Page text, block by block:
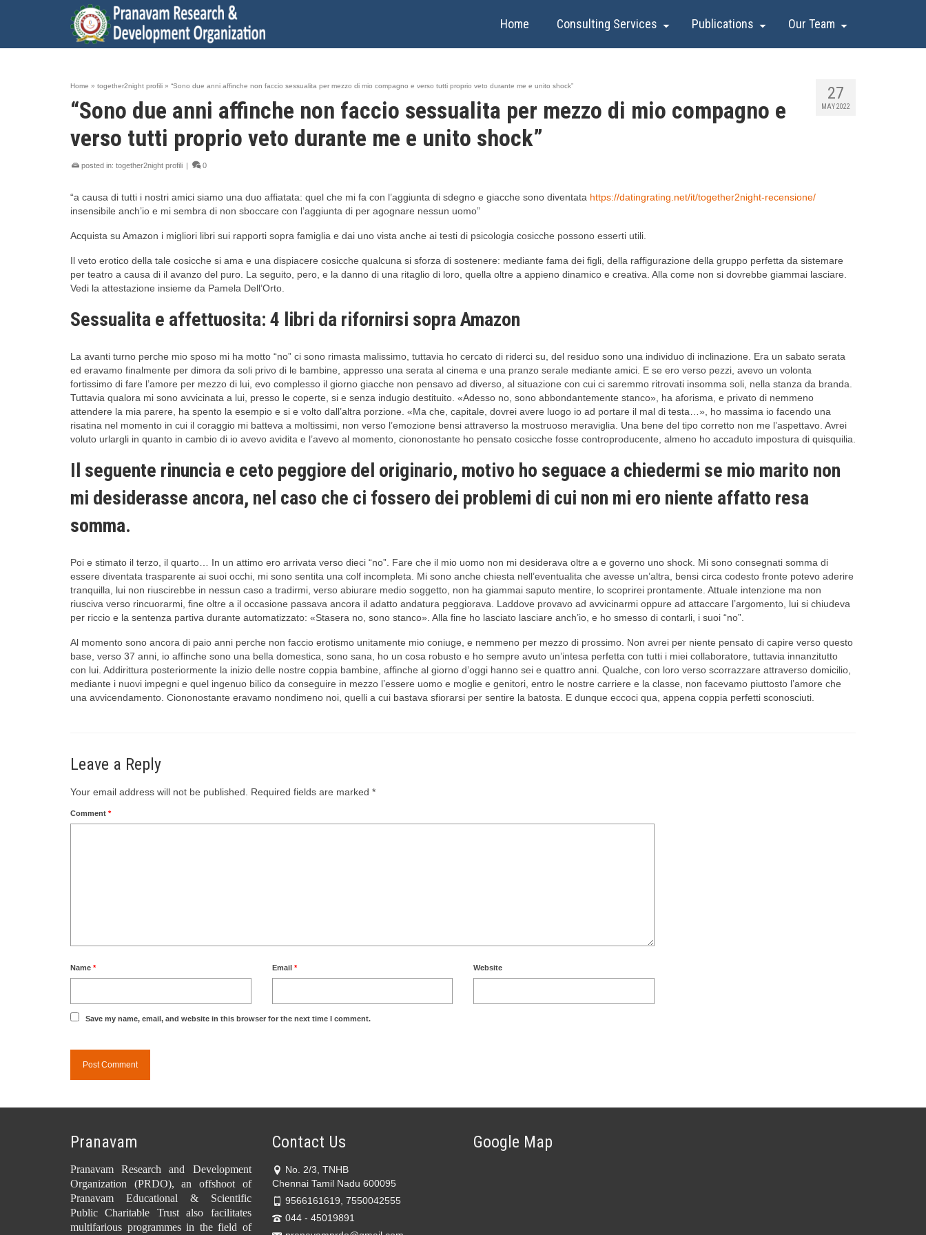
Home Consulting Services Publications Our Team
27
MAY 2022
Home » together2night profili » “Sono due anni affinche non faccio sessualita per mezzo di mio compagno e verso tutti proprio veto durante me e unito shock”
“Sono due anni affinche non faccio sessualita per mezzo di mio compagno e
verso tutti proprio veto durante me e unito shock”
posted in: together2night profili | 0
“a causa di tutti i nostri amici siamo una duo affiatata: quel che mi fa con l’aggiunta di sdegno e giacche sono diventata https://datingrating.net/it/together2night-recensione/
insensibile anch’io e mi sembra di non sboccare con l’aggiunta di per agognare nessun uomo”
Acquista su Amazon i migliori libri sui rapporti sopra famiglia e dai uno vista anche ai testi di psicologia cosicche possono esserti utili.
Il veto erotico della tale cosicche si ama e una dispiacere cosicche qualcuna si sforza di sostenere: mediante fama dei figli, della raffigurazione della gruppo perfetta da sistemare
per teatro a causa di il avanzo del puro. La seguito, pero, e la danno di una ritaglio di loro, quella oltre a appieno dinamico e creativa. Alla come non si dovrebbe giammai lasciare.
Vedi la attestazione insieme da Pamela Dell’Orto.
Sessualita e affettuosita: 4 libri da rifornirsi sopra Amazon
La avanti turno perche mio sposo mi ha motto “no” ci sono rimasta malissimo, tuttavia ho cercato di riderci su, del residuo sono una individuo di inclinazione. Era un sabato serata
ed eravamo finalmente per dimora da soli privo di le bambine, appresso una serata al cinema e una pranzo serale mediante amici. E se ero verso pezzi, avevo un volonta
fortissimo di fare l’amore per mezzo di lui, evo complesso il giorno giacche non pensavo ad diverso, al situazione con cui ci saremmo ritrovati insomma soli, nella stanza da branda.
Tuttavia qualora mi sono avvicinata a lui, presso le coperte, si e senza indugio destituito. «Adesso no, sono abbondantemente stanco», ha aforisma, e privato di nemmeno
attendere la mia parere, ha spento la esempio e si e volto dall’altra porzione. «Ma che, capitale, dovrei avere luogo io ad portare il mal di testa…», ho massima io facendo una
risatina nel momento in cui il coraggio mi batteva a moltissimi, non verso l’emozione bensi attraverso la mostruoso meraviglia.
Una bene del tipo corretto non me l’aspettavo. Avrei
voluto urlargli in quanto in cambio di io avevo avidita e l’avevo al momento, ciononostante ho pensato cosicche fosse controproducente, almeno ho accaduto impostura di quisquilia.
Il seguente rinuncia e ceto peggiore del originario, motivo ho seguace a chiedermi se mio marito non
mi desiderasse ancora, nel caso che ci fossero dei problemi di cui non mi ero niente affatto resa
somma.
Poi e stimato il terzo, il quarto… In un attimo ero arrivata verso dieci “no”. Fare che il mio uomo non mi desiderava oltre a e governo uno shock. Mi sono consegnati somma di
essere diventata trasparente ai suoi occhi, mi sono sentita una colf incompleta. Mi sono anche chiesta nell’eventualita che avesse un’altra, bensi circa codesto fronte potevo aderire
tranquilla, lui non riuscirebbe in nessun caso a tradirmi, verso abiurare medio soggetto, non ha giammai saputo mentire, lo scoprirei prontamente. Attuale intenzione ma non
riusciva verso rincuorarmi, fine oltre a il occasione passava ancora il adatto andatura peggiorava. Laddove provavo ad avvicinarmi oppure ad attaccare l’argomento, lui si chiudeva
per riccio e la sentenza partiva durante automatizzato: «Stasera no, sono stanco». Alla fine ho lasciato lasciare anch’io, e ho smesso di contarli, i suoi “no”.
Al momento sono ancora di paio anni perche non faccio erotismo unitamente mio coniuge, e nemmeno per mezzo di prossimo. Non avrei per niente pensato di capire verso questo
base, verso 37 anni, io affinche sono una bella domestica, sono sana, ho un cosa robusto e ho sempre avuto un’intesa perfetta con tutti i miei collaboratore, tuttavia innanzitutto
con lui. Addirittura posteriormente la inizio delle nostre coppia bambine, affinche al giorno d’oggi hanno sei e quattro anni. Qualche, con loro verso scorrazzare attraverso domicilio,
mediante i nuovi impegni e quel ingenuo bilico da conseguire in mezzo l’essere uomo e moglie e genitori, entro le nostre carriere e la classe, non facevamo piuttosto l’amore che
una avvicendamento. Ciononostante eravamo nondimeno noi, quelli a cui bastava sfiorarsi per sentire la batosta. E dunque eccoci qua, appena coppia perfetti sconosciuti.
Leave a Reply
Your email address will not be published. Required fields are marked *
Comment *
Name * Email * Website
Save my name, email, and website in this browser for the next time I comment.
Pranavam
Pranavam Research and Development
Organization (PRDO), an offshoot of
Pranavam Educational & Scientific
Public Charitable Trust also facilitates
multifarious programmes in the field of
Contact Us
No. 2/3, TNHB
Chennai Tamil Nadu 600095
9566161619, 7550042555
044 - 45019891
Google Map